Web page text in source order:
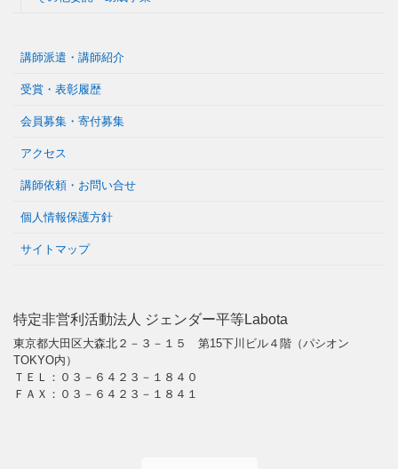
講師派遣・講師紹介
受賞・表彰履歴
会員募集・寄付募集
アクセス
講師依頼・お問い合せ
個人情報保護方針
サイトマップ
特定非営利活動法人 ジェンダー平等Labota
東京都大田区大森北２－３－１５ 第15下川ビル４階（パシオン
TOKYO内）
ＴＥＬ：０３－６４２３－１８４０
ＦＡＸ：０３－６４２３－１８４１